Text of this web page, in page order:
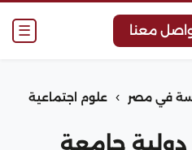
☰ معنا
في مصر ›
علوم اجتماعية
جامعة